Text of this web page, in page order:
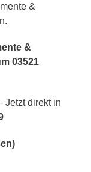
&
&
03521
Jetzt direkt in